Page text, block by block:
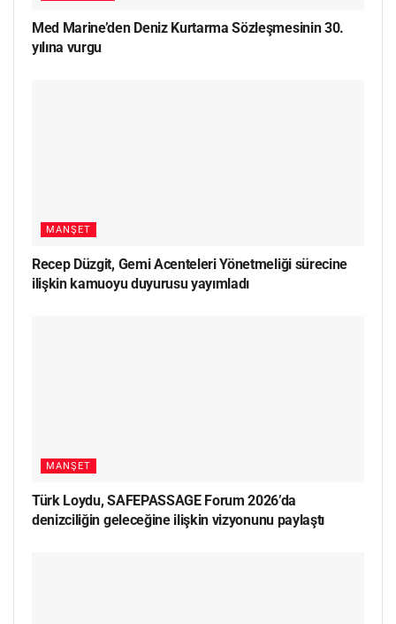
Med Marine’den Deniz Kurtarma Sözleşmesinin 30.
yılına vurgu
MANŞET
Recep Düzgit, Gemi Acenteleri Yönetmeliği sürecine
ilişkin kamuoyu duyurusu yayımladı
MANŞET
Türk Loydu, SAFEPASSAGE Forum 2026’da
denizciliğin geleceğine ilişkin vizyonunu paylaştı